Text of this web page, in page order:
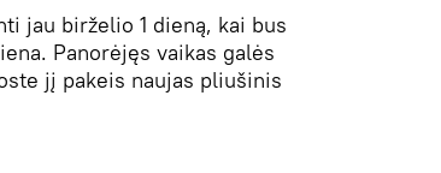
jau birželio 1 dieną, kai bus
Panorėjęs vaikas galės
jį pakeis naujas pliušinis